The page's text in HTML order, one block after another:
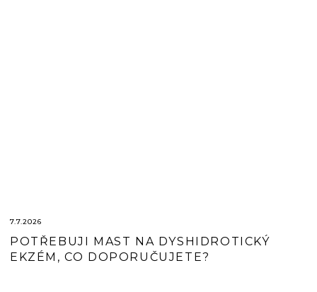
POTŘEBUJI MAST NA DYSHIDROTICKÝ
EKZÉM, CO DOPORUČUJETE?
7.7.2026